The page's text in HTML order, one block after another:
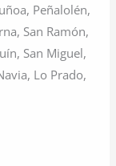
Peñalolén,
San Ramón,
San Miguel,
Lo Prado,